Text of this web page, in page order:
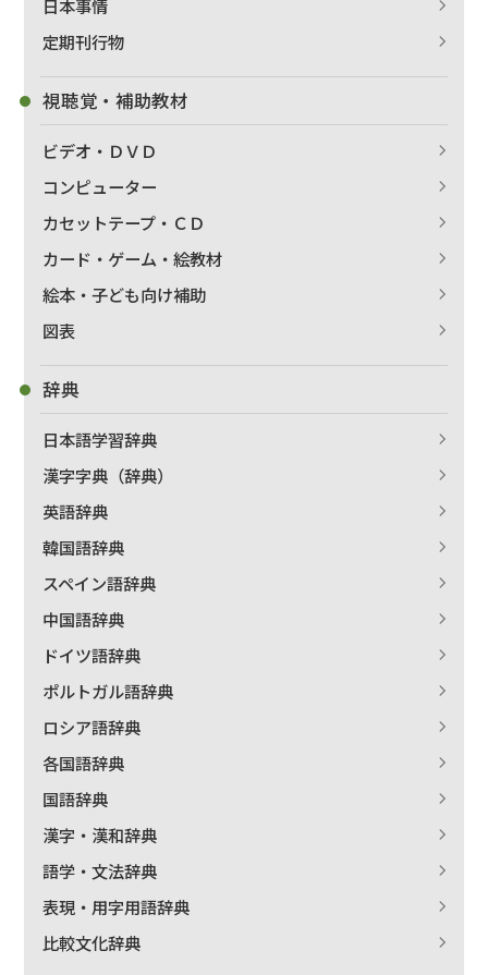
出版社名で絞り込む
著者名で絞り込む
日本事情
定期刊行物
視聴覚・補助教材
ビデオ・ＤＶＤ
コンピューター
カセットテープ・ＣＤ
カード・ゲーム・絵教材
絵本・子ども向け補助
図表
辞典
日本語学習辞典
漢字字典（辞典）
英語辞典
韓国語辞典
スペイン語辞典
中国語辞典
ドイツ語辞典
ポルトガル語辞典
ロシア語辞典
各国語辞典
国語辞典
漢字・漢和辞典
語学・文法辞典
表現・用字用語辞典
比較文化辞典